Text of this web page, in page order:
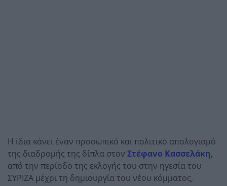
Η ίδια κάνει έναν προσωπικό και πολιτικό απολογισμό
της διαδρομής της δίπλα στον Στέφανο Κασσελάκη,
από την περίοδο της εκλογής του στην ηγεσία του
ΣΥΡΙΖΑ μέχρι τη δημιουργία του νέου κόμματος,